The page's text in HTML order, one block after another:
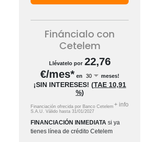
Fináncialo con
Cetelem
Llévatelo por 22,76
€/mes* en meses!
¡SIN INTERESES! (TAE 10,91
%)
Financiación ofrecida por Banco Cetelem
S.A.U.Válido hasta31/01/2027
+ info
FINANCIACIÓN INMEDIATA si ya
tienes línea de crédito Cetelem